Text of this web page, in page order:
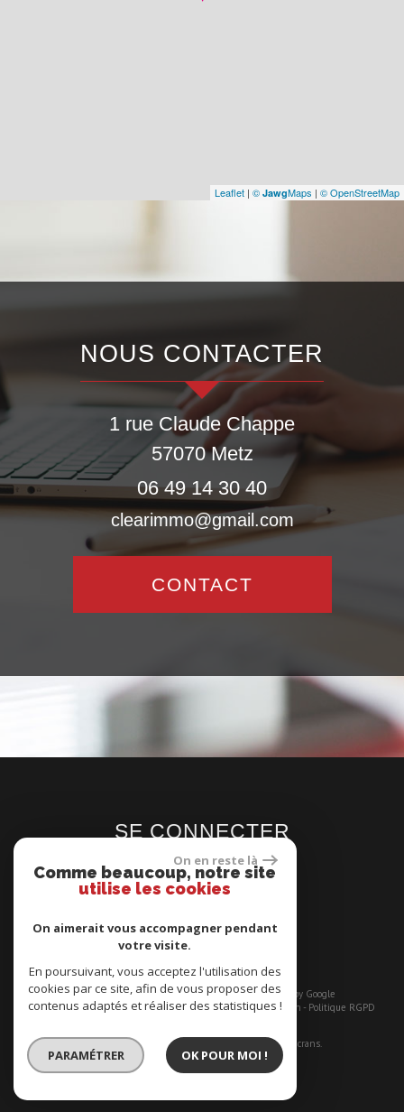
Leaflet | © JawgMaps | © OpenStreetMap
NOUS CONTACTER
1 rue Claude Chappe
57070 Metz
06 49 14 30 40
clearimmo@gmail.com
CONTACT
SE CONNECTER
Espace propriétaires
© 2026 | Tous droits réservés | Traduction powered by Google
Plan du site -Mentions légales-Nos honoraires-Liens-Admin - Politique RGPD
un seul site adaptable à tous les types d'écrans.
On en reste là
Comme beaucoup, notre site
utilise les cookies
On aimerait vous accompagner pendant
votre visite.
En poursuivant, vous acceptez l'utilisation des
cookies par ce site, afin de vous proposer des
contenus adaptés et réaliser des statistiques !
PARAMÉTRER OK POUR MOI !